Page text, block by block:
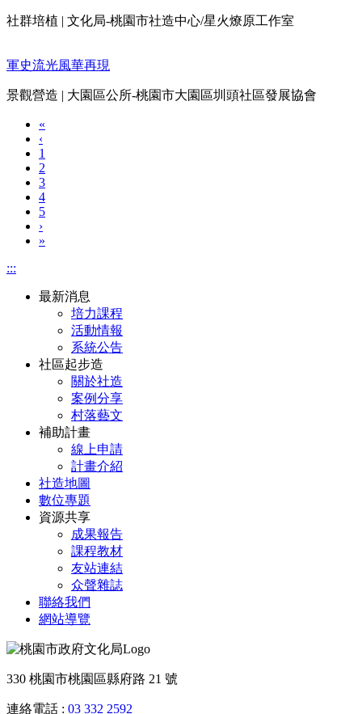
社群培植 | 文化局-桃園市社造中心/星火燎原工作室
軍史流光風華再現
景觀營造 | 大園區公所-桃園市大園區圳頭社區發展協會
«
‹
1
2
3
4
5
›
»
:::
最新消息
培力課程
活動情報
系統公告
社區起步造
關於社造
案例分享
村落藝文
補助計畫
線上申請
計畫介紹
社造地圖
數位專題
資源共享
成果報告
課程教材
友站連結
众聲雜誌
聯絡我們
網站導覽
330 桃園市桃園區縣府路 21 號
連絡電話 : 03 332 2592